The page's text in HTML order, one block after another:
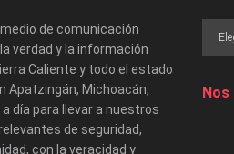
de comunicación
verdad y la información
Caliente y todo el estado
Apatzingán, Michoacán,
día para llevar a nuestros
de seguridad,
con la veracidad y
Nos